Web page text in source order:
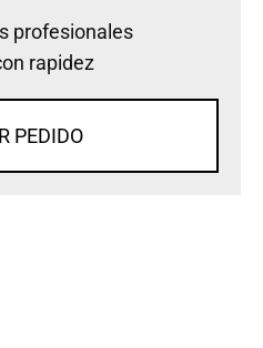
profesionales
rapidez
PEDIDO